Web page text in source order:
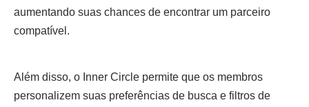
aumentando suas chances de encontrar um parceiro
compatível.
Além disso, o Inner Circle permite que os membros
personalizem suas preferências de busca e filtros de